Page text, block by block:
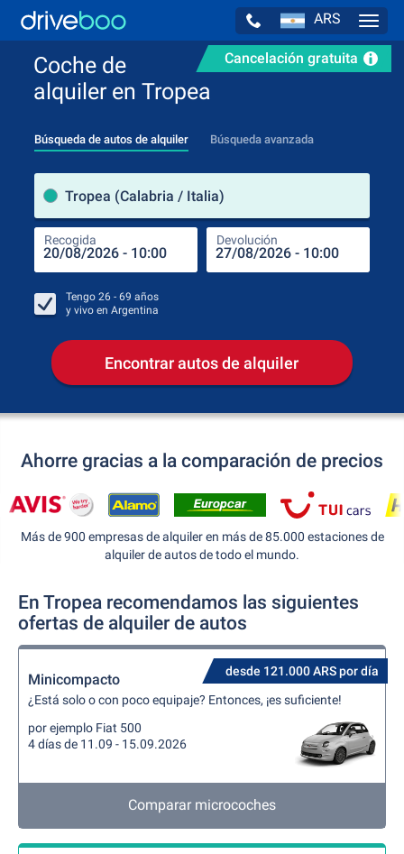
ARS
Cancelación gratuita
Coche de
alquiler en Tropea
Búsqueda de autos de alquiler Búsqueda avanzada
Tropea (Calabria / Italia)
Recogida Devolución
Tengo 26 - 69 años
y vivo en Argentina
Encontrar autos de alquiler
Ahorre gracias a la comparación de precios
Más de 900 empresas de alquiler en más de 85.000 estaciones de
alquiler de autos de todo el mundo.
En Tropea recomendamos las siguientes
ofertas de alquiler de autos
desde 121.000 ARS por día
Minicompacto
¿Está solo o con poco equipaje? Entonces, ¡es suficiente!
por ejemplo Fiat 500
4 días de 11.09 - 15.09.2026
Comparar microcoches